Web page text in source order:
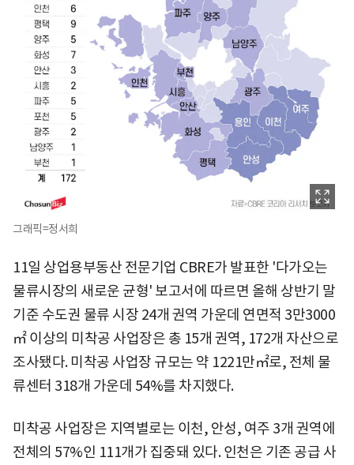
그래픽=정서희
11일 상업용부동산 전문기업 CBRE가 발표한 '다가오는
물류시장의 새로운 균형' 보고서에 따르면 올해 상반기 말
기준 수도권 물류 시장 24개 권역 가운데 연면적 3만3000
㎡ 이상의 미착공 사업장은 총 15개 권역, 172개 자산으로
조사됐다. 미착공 사업장 규모는 약 1221만㎡로, 전체 물
류센터 318개 가운데 54%를 차지했다.
미착공 사업장은 지역별로는 이천, 안성, 여주 3개 권역에
전체의 57%인 111개가 집중돼 있다. 인천은 기존 공급 사